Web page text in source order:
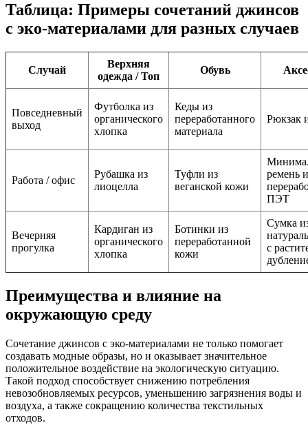
Таблица: Примеры сочетаний джинсов
с эко-материалами для разных случаев
Случай
Верхняя
одежда / Топ
Обувь
Повседневный
выход
Футболка из
органического
хлопка
Кеды из
переработанного
материала
Рюкзак
Работа / офис
Рубашка из
лиоцелла
Туфли из
веганской кожи
ремень
ПЭТ
Вечерняя
прогулка
Кардиган из
органического
хлопка
Ботинки из
переработанной
кожи
Сумка
с
Преимущества и влияние на
окружающую среду
Сочетание джинсов с эко-материалами не только помогает
создавать модные образы, но и оказывает значительное
положительное воздействие на экологическую ситуацию.
Такой подход способствует снижению потребления
невозобновляемых ресурсов, уменьшению загрязнения воды и
воздуха, а также сокращению количества текстильных
отходов.